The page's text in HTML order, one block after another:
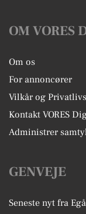
OM VORES
Om os
For annoncører
Vilkår og
Kontakt VORES
Administrer
GENVEJE
Seneste nyt fra Egå